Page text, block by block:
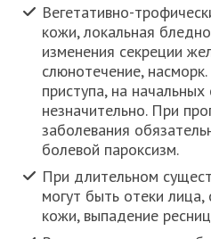
Вегетативно-
кожи, локальная
изменения секреции
слюнотечение,
приступа, на
незначительно. При
заболевания
болевой пароксизм.
При длительном
могут быть отеки лица,
кожи, выпадение